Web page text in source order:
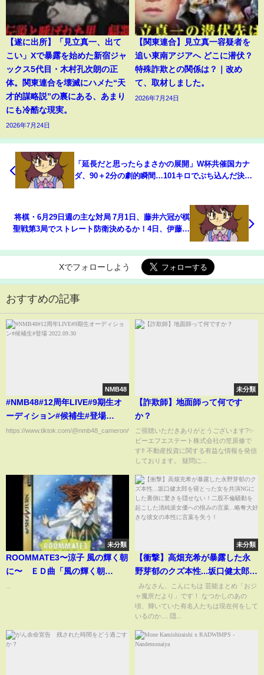
【遂に出所】「見立真一、出て
こい」Xで暴露を始めた新宿ジャ
ックス5代目・木村孔次朗の正
体。関東連合を壊滅にハメた“天
才的謀略説”の裏にある、あまり
にも冷酷な現実。
2026年7月24日
【関東連合】見立真一容疑者を
追い東南アジアへ どこに潜伏？
特殊詐欺との関係は？｜改め
て、取材しました。
2026年7月24日
「延長だと思ったらまさかの展開」W杯共催国カナ
ダ、90＋2分の劇的瞬間…101キロでぶち込んだ決勝
将棋・6月29日週の主な対局 7月1日、藤井六冠が棋
聖戦第3局でストレート防衛決めるか！4日、伊藤匠
Xでフォローしよう
おすすめの記事
NMB48
#NMB48#12周年LIVE#9期生オ
ーディション#候補生#登場
2022.09.30
https://www.tiktok.com/@nmb48_cameron/video/7149108502030503170...
未分類
【詐欺師】地面師って何です
か？
ご視聴いただきありがとうございます?✨
ビーエフエステート株式会社の笠原修で
す‼︎ 不動産投資に関する有益な情報を発信
しております。 疑問に...
未分類
ROOMMATE3〜涼子 風の輝く朝
に〜 ＥＤ曲「風の輝く朝
未分類
【衝撃】高畑充希が暴露した永
野芽郁のクズ本性...坂口健太郎を
寝とった女を共演NGにした裏側
に驚きを隠せない！二股不倫騒
動を起こした清純派女優への恨
性に言葉を失う！
‌ ‌ みなさん、こんにちは 芸能まとめ「おジ
ャ魔所だより」です！ なつかしのあの
頃、輝いていた有名人たちは現在何をして
いるのか.... 隠...